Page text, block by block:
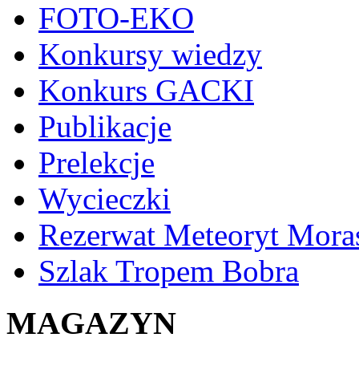
FOTO-EKO
Konkursy wiedzy
Konkurs GACKI
Publikacje
Prelekcje
Wycieczki
Rezerwat Meteoryt
Szlak Tropem Bobra
MAGAZYN